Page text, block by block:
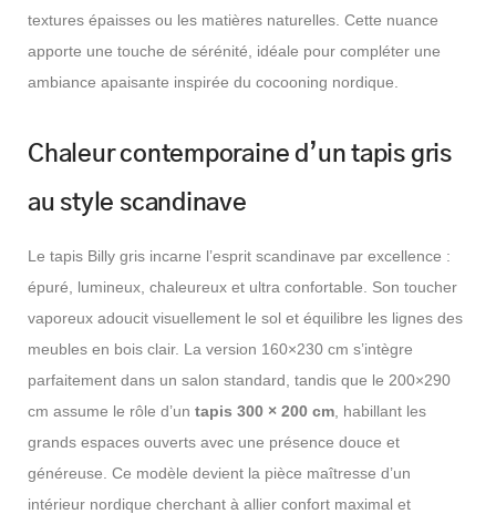
textures épaisses ou les matières naturelles. Cette nuance
apporte une touche de sérénité, idéale pour compléter une
ambiance apaisante inspirée du cocooning nordique.
Chaleur contemporaine d’un tapis gris
au style scandinave
Le tapis Billy gris incarne l’esprit scandinave par excellence :
épuré, lumineux, chaleureux et ultra confortable. Son toucher
vaporeux adoucit visuellement le sol et équilibre les lignes des
meubles en bois clair. La version 160×230 cm s’intègre
parfaitement dans un salon standard, tandis que le 200×290
cm assume le rôle d’un tapis 300 × 200 cm , habillant les
grands espaces ouverts avec une présence douce et
généreuse. Ce modèle devient la pièce maîtresse d’un
intérieur nordique cherchant à allier confort maximal et